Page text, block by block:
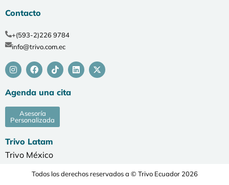
Contacto
+(593-2)226 9784
info@trivo.com.ec
Agenda una cita
Asesoría
Personalizada
Trivo Latam
Trivo México
Todos los derechos reservados a © Trivo Ecuador 2026